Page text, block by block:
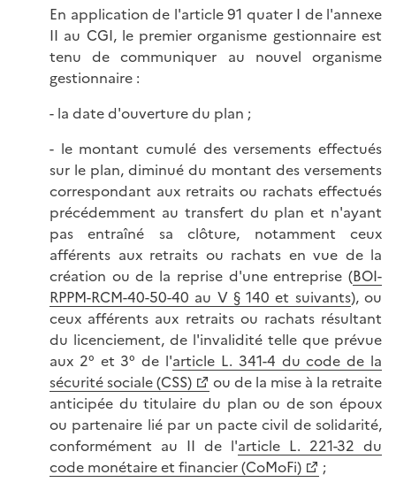
En application de l'article 91 quater I de l'annexe
II au CGI, le premier organisme gestionnaire est
tenu de communiquer au nouvel organisme
gestionnaire :
- la date d'ouverture du plan ;
- le montant cumulé des versements effectués
sur le plan, diminué du montant des versements
correspondant aux retraits ou rachats effectués
précédemment au transfert du plan et n'ayant
pas entraîné sa clôture, notamment ceux
afférents aux retraits ou rachats en vue de la
création ou de la reprise d'une entreprise (BOI-
RPPM-RCM-40-50-40 au V § 140 et suivants), ou
ceux afférents aux retraits ou rachats résultant
du licenciement, de l'invalidité telle que prévue
aux 2° et 3° de l'article L. 341-4 du code de la
sécurité sociale (CSS)
ou de la mise à la retraite
anticipée du titulaire du plan ou de son époux
ou partenaire lié par un pacte civil de solidarité,
conformément au II de l'article L. 221-32 du
code monétaire et financier (CoMoFi)
;